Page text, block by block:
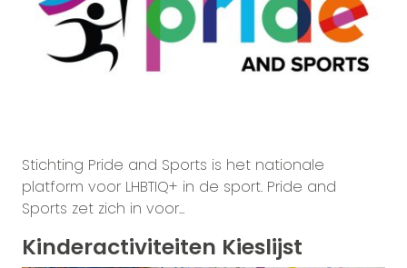
Stichting Pride and Sports is het nationale
platform voor LHBTIQ+ in de sport. Pride and
Sports zet zich in voor...
Kinderactiviteiten Kieslijst